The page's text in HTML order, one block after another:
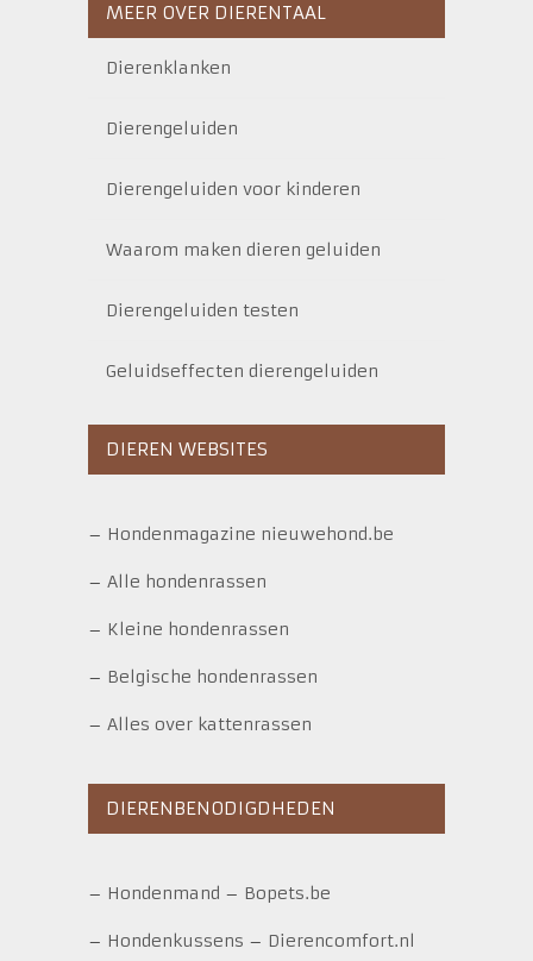
MEER OVER DIERENTAAL
Dierenklanken
Dierengeluiden
Dierengeluiden voor kinderen
Waarom maken dieren geluiden
Dierengeluiden testen
Geluidseffecten dierengeluiden
DIEREN WEBSITES
– Hondenmagazine nieuwehond.be
– Alle hondenrassen
– Kleine hondenrassen
– Belgische hondenrassen
– Alles over kattenrassen
DIERENBENODIGDHEDEN
– Hondenmand – Bopets.be
– Hondenkussens – Dierencomfort.nl